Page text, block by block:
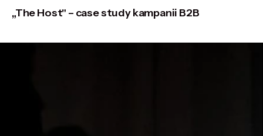
„The Host" – case study kampanii B2B